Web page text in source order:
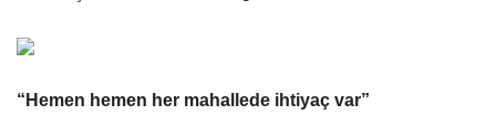
“Hemen hemen her mahallede ihtiyaç var”